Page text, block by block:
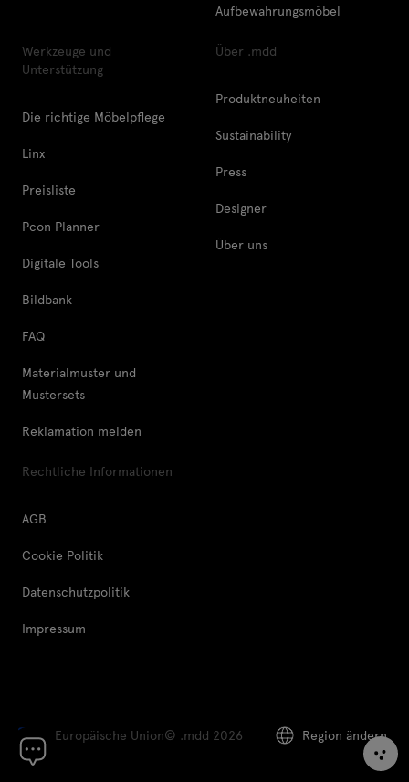
Aufbewahrungsmöbel
Werkzeuge und
Unterstützung
Die richtige Möbelpflege
Linx
Preisliste
Pcon Planner
Digitale Tools
Bildbank
FAQ
Materialmuster und
Mustersets
Reklamation melden
Über .mdd
Produktneuheiten
Sustainability
Press
Designer
Über uns
Rechtliche Informationen
AGB
Cookie Politik
Datenschutzpolitik
Impressum
Europäische Union© .mdd 2026 Region ändern